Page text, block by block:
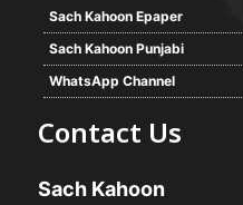
Sach Kahoon Epaper
Sach Kahoon Punjabi
WhatsApp Channel
Contact Us
Sach Kahoon